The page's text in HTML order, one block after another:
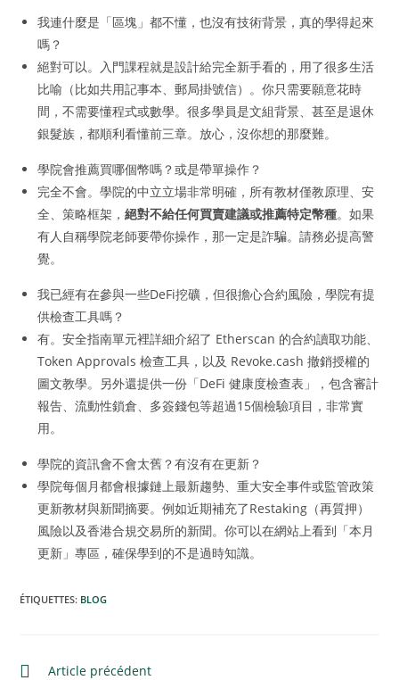
我連什麼是「區塊」都不懂，也沒有技術背景，真的學得起來
嗎？
絕對可以。入門課程就是設計給完全新手看的，用了很多生活
比喻（比如共用記事本、郵局掛號信）。你只需要願意花時
間，不需要懂程式或數學。很多學員是文組背景、甚至是退休
銀髮族，都順利看懂前三章。放心，沒你想的那麼難。
學院會推薦買哪個幣嗎？或是帶單操作？
完全不會。學院的中立立場非常明確，所有教材僅教原理、安
全、策略框架，絕對不給任何買賣建議或推薦特定幣種。如果
有人自稱學院老師要帶你操作，那一定是詐騙。請務必提高警
覺。
我已經有在參與一些DeFi挖礦，但很擔心合約風險，學院有提
供檢查工具嗎？
有。安全指南單元裡詳細介紹了 Etherscan 的合約讀取功能、
Token Approvals 檢查工具，以及 Revoke.cash 撤銷授權的
圖文教學。另外還提供一份「DeFi 健康度檢查表」，包含審計
報告、流動性鎖倉、多簽錢包等超過15個檢驗項目，非常實
用。
學院的資訊會不會太舊？有沒有在更新？
學院每個月都會根據鏈上最新趨勢、重大安全事件或監管政策
更新教材與新聞摘要。例如近期補充了Restaking（再質押）
風險以及香港合規交易所的新聞。你可以在網站上看到「本月
更新」專區，確保學到的不是過時知識。
ÉTIQUETTES: BLOG
Article précédent